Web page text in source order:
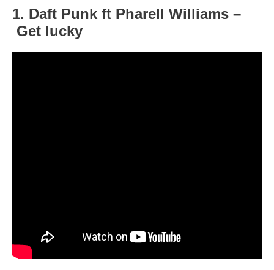
1. Daft Punk ft Pharell Williams –
Get lucky